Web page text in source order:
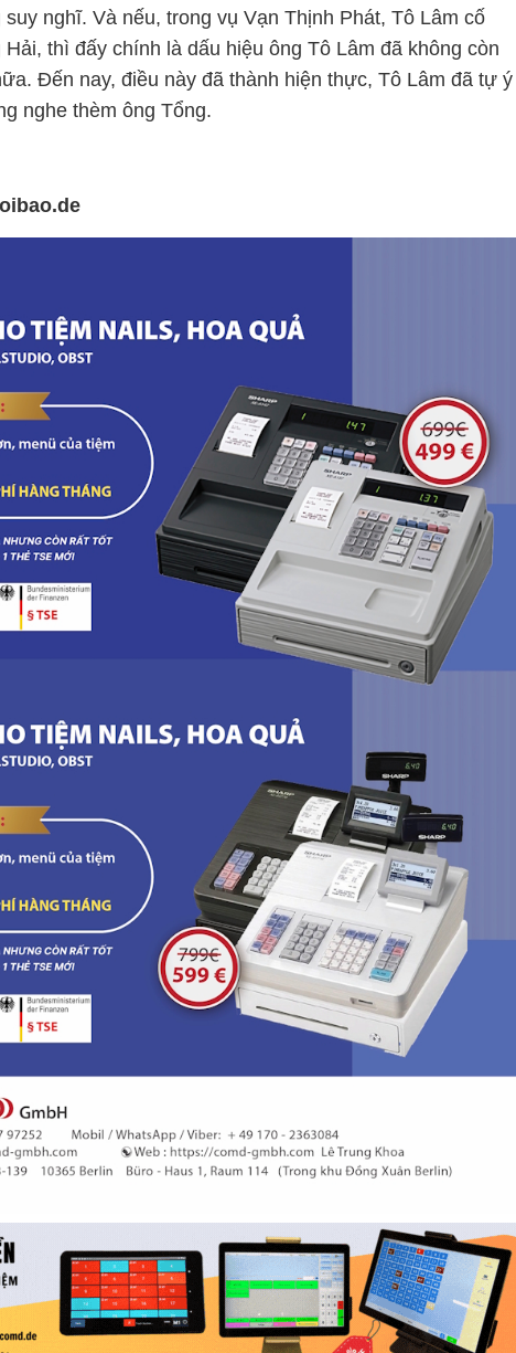
nghĩ. Và nếu, trong vụ Vạn Thịnh Phát, Tô Lâm cố
thì đấy chính là dấu hiệu ông Tô Lâm đã không còn
Đến nay, điều này đã thành hiện thực, Tô Lâm đã tự ý
nghe thèm ông Tổng.